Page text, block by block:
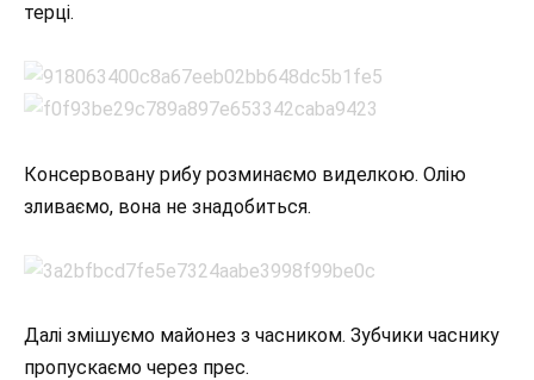
терці.
Консервовану рибу розминаємо виделкою. Олію
зливаємо, вона не знадобиться.
Далі змішуємо майонез з часником. Зубчики часнику
пропускаємо через прес.